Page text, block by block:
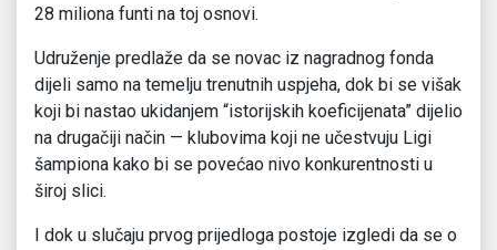
28 miliona funti na toj osnovi.
Udruženje predlaže da se novac iz nagradnog fonda
dijeli samo na temelju trenutnih uspjeha, dok bi se višak
koji bi nastao ukidanjem “istorijskih koeficijenata” dijelio
na drugačiji način — klubovima koji ne učestvuju Ligi
šampiona kako bi se povećao nivo konkurentnosti u
široj slici.
I dok u slučaju prvog prijedloga postoje izgledi da se o